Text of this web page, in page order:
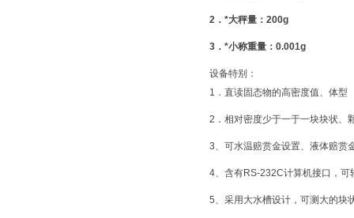
2．*大秤量：200g
3．*小称重量：0.001g
设备特别：
1．直读固态物的高密度值、体型
2．相对密度少于一于一块块状、
3、可水温赔赏金设置、液体赔赏
4、含有RS-232C计算机接口，可
5、采用大水槽设计，可测大的块